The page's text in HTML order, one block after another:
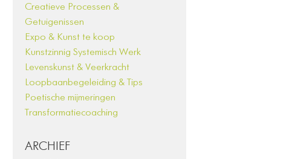
Creatieve Processen &
Getuigenissen
Expo & Kunst te koop
Kunstzinnig Systemisch Werk
Levenskunst & Veerkracht
Loopbaanbegeleiding & Tips
Poetische mijmeringen
Transformatiecoaching
ARCHIEF